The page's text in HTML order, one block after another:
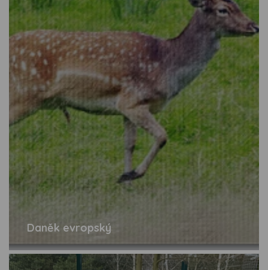
Daněk evropský